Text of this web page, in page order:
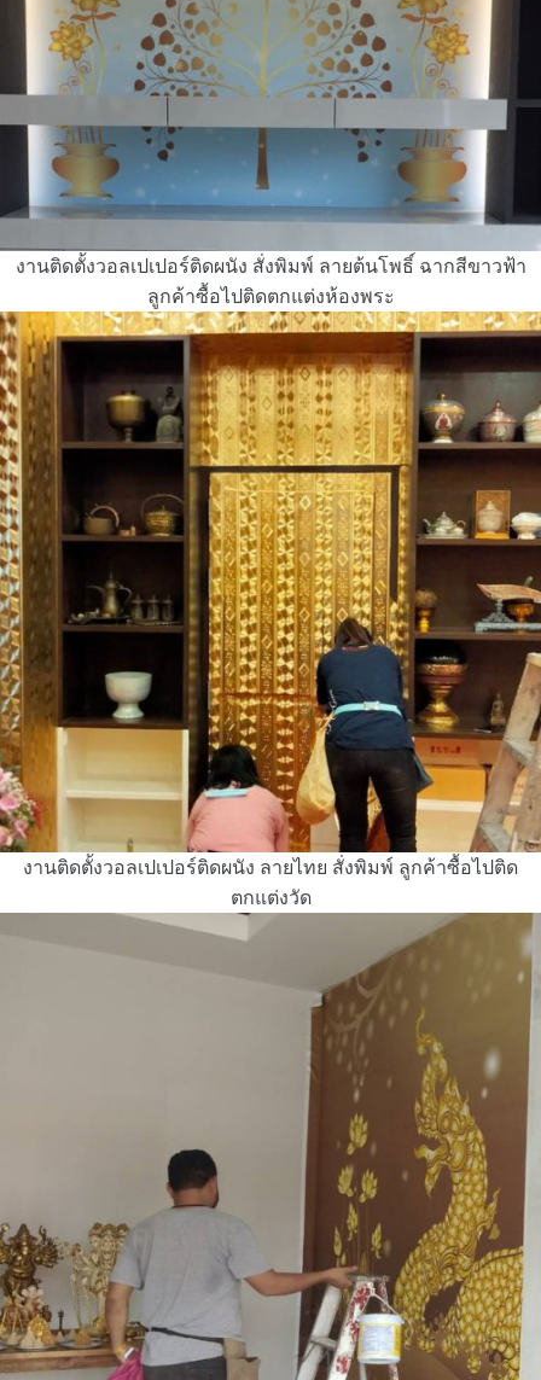
งานติดตั้งวอลเปเปอร์ติดผนัง สั่งพิมพ์ ลายต้นโพธิ์ ฉากสีขาวฟ้า
ลูกค้าซื้อไปติดตกแต่งห้องพระ
งานติดตั้งวอลเปเปอร์ติดผนัง ลายไทย สั่งพิมพ์ ลูกค้าซื้อไปติด
ตกแต่งวัด